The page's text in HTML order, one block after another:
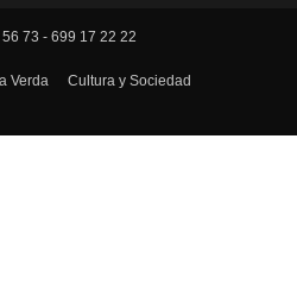
73 - 699 17 22 22
Verda
Cultura y Sociedad